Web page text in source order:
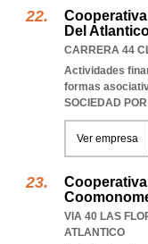
Del
CARRERA 44
Actividades
formas
SOCIEDAD
Ver empresa
VIA 40 LAS
ATLANTICO